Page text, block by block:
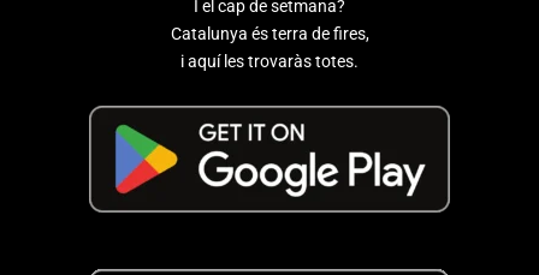
I el cap de setmana?
Catalunya és terra de fires,
i aquí les trovaràs totes.